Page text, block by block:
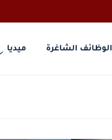
الوظائف الشاغرة ميديا